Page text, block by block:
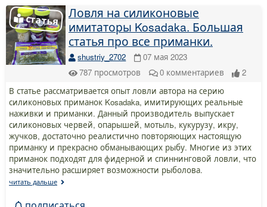
Ловля на силиконовые
имитаторы Kosadaka. Большая
статья про все приманки.
shustriy_2702
07 мая 2023
787 просмотров 0 комментариев
2
В статье рассматривается опыт ловли автора на серию
силиконовых приманок Kosadaka, имитирующих реальные
наживки и приманки. Данный производитель выпускает
силиконовых червей, опарышей, мотыль, кукурузу, икру,
жучков, достаточно реалистично повторяющих настоящую
приманку и прекрасно обманывающих рыбу. Многие из этих
приманок подходят для фидерной и спиннинговой ловли, что
значительно расширяет возможности рыболова.
читать дальше